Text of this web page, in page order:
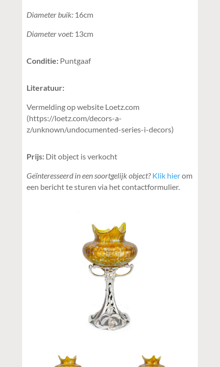
Diameter buik:16cm
Diameter voet:13cm
Conditie:Puntgaaf
Literatuur:
Vermelding op website Loetz.com
(https://loetz.com/decors-a-
z/unknown/undocumented-series-i-decors)
Prijs:Dit object is verkocht
Geïnteresseerd in een soortgelijk object?Klik hierom
een bericht te sturen via het contactformulier.